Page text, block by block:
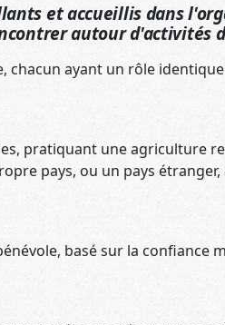
et accueillis dans
autour d'activités
ayant un rôle
pratiquant une agriculture
pays, ou un pays
basé sur la confiance